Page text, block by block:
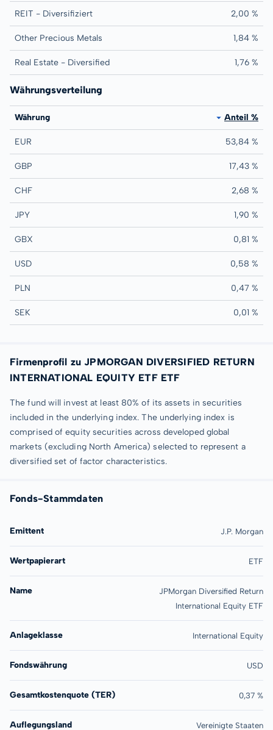
REIT - Diversifiziert 2,00 %
Other Precious Metals 1,84 %
Real Estate - Diversified 1,76 %
Währungsverteilung
Währung Anteil %
EUR 53,84 %
GBP 17,43 %
CHF 2,68 %
JPY 1,90 %
GBX 0,81 %
USD 0,58 %
PLN 0,47 %
SEK 0,01 %
Firmenprofil zu JPMORGAN DIVERSIFIED RETURN
INTERNATIONAL EQUITY ETF ETF
The fund will invest at least 80% of its assets in securities
included in the underlying index. The underlying index is
comprised of equity securities across developed global
markets (excluding North America) selected to represent a
diversified set of factor characteristics.
Fonds-Stammdaten
Emittent J.P. Morgan
Wertpapierart ETF
Name
JPMorgan Diversified Return
International Equity ETF
Anlageklasse International Equity
Fondswährung USD
Gesamtkostenquote (TER) 0,37 %
Auflegungsland Vereinigte Staaten